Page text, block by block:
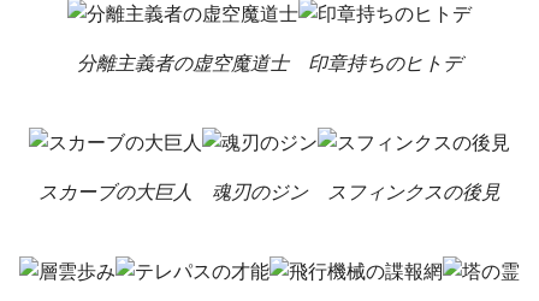
分離主義者の虚空魔道士 印章持ちのヒトデ
スカーブの大巨人 魂刃のジン スフィンクスの後見